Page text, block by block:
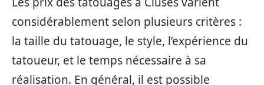
considérablement selon plusieurs critères :
la taille du tatouage, le style, l’expérience du
tatoueur, et le temps nécessaire à sa
réalisation. En général, il est possible